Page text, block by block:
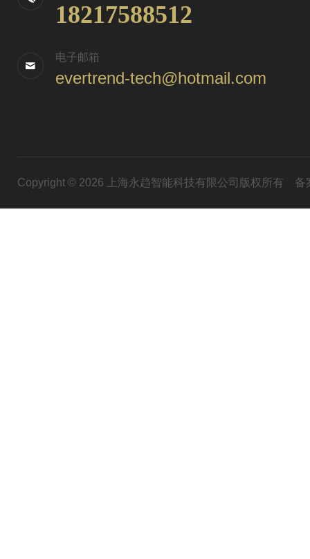
18217588512
电子邮箱
evertrend-tech@hotmail.com
Copyright © 2026 上海永趋智能科技有限公司版权所有 备